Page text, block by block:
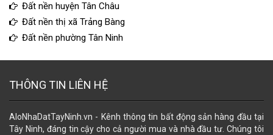
Đất nền huyện Tân Châu
Đất nền thị xã Trảng Bàng
Đất nền phường Tân Ninh
THÔNG TIN LIÊN HỆ
AloNhaDatTayNinh.vn - Kênh thông tin bất động sản hàng đầu tại
Tây Ninh, đáng tin cậy cho cả người mua và nhà đầu tư. Chúng tôi